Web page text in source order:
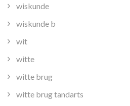
wiskunde
wiskunde b
wit
witte
witte brug
witte brug tandarts